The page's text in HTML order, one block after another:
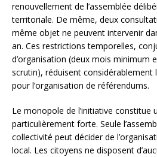
renouvellement de l’assemblée
territoriale. De même, deux
même objet ne peuvent intervenir
an. Ces restrictions temporelles,
d’organisation (deux mois minimum
scrutin), réduisent considérablement
pour l’organisation de référendums.
Le monopole de l’initiative constitue
particulièrement forte. Seule
collectivité peut décider de
local. Les citoyens ne disposent